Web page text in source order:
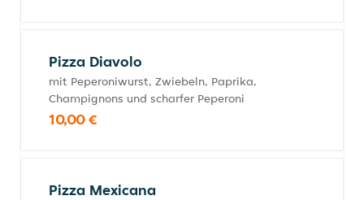
Pizza Diavolo
mit Peperoniwurst, Zwiebeln, Paprika,
Champignons und scharfer Peperoni
10,00 €
Pizza Mexicana